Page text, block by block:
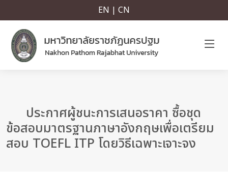
EN | CN
ประกาศผู้ชนะการเสนอราคา ซื้อชุด
ข้อสอบมาตรฐานภาษาอังกฤษเพื่อเตรียม
สอบ TOEFL ITP โดยวิธีเฉพาะเจาะจง